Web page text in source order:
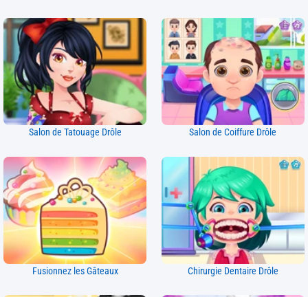
Salon de Tatouage Drôle Salon de Coiffure Drôle
Fusionnez les Gâteaux Chirurgie Dentaire Drôle